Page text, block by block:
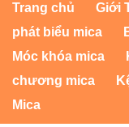
Trang chủ Giới
phát biểu mica
Móc khóa mica
chương mica
Mica